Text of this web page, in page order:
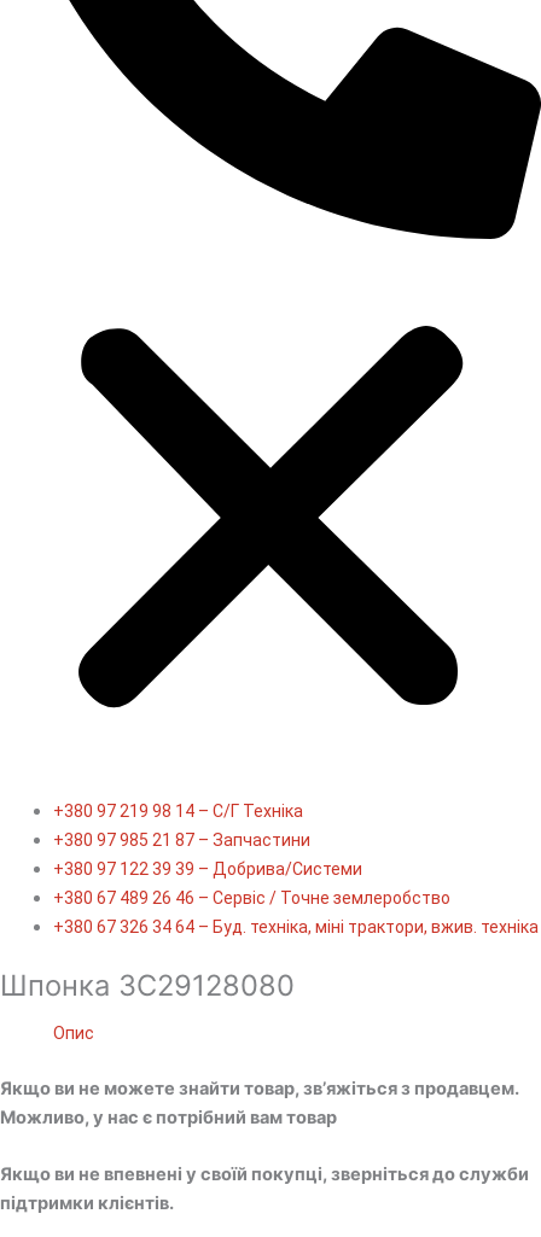
+380 97 219 98 14 – С/Г Техніка
+380 97 985 21 87 – Запчастини
+380 97 122 39 39 – Добрива/Cистеми
+380 67 489 26 46 – Сервіс / Точне землеробство
+380 67 326 34 64 – Буд. техніка, міні трактори, вжив. техніка
Шпонка 3C29128080
Опис
Якщо ви не можете знайти товар, зв’яжіться з продавцем.
Можливо, у нас є потрібний вам товар
Якщо ви не впевнені у своїй покупці, зверніться до служби
підтримки клієнтів.